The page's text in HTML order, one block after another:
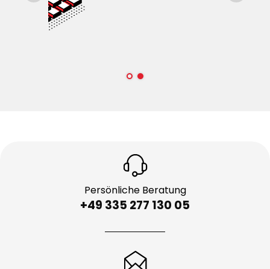
+49 335 277 130 05